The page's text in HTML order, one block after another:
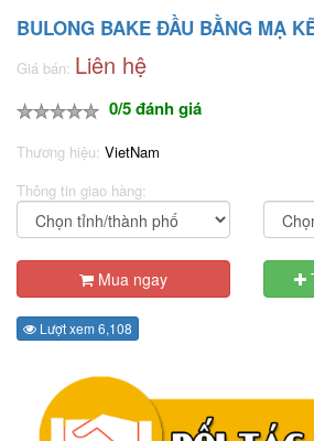
BULONG BAKE ĐẦU BẰNG MẠ
Giá bán: Liên hệ
0/5 đánh giá
Thương hiệu: VietNam
Thông tin giao hàng:
Mua ngay
Lượt xem 6,108